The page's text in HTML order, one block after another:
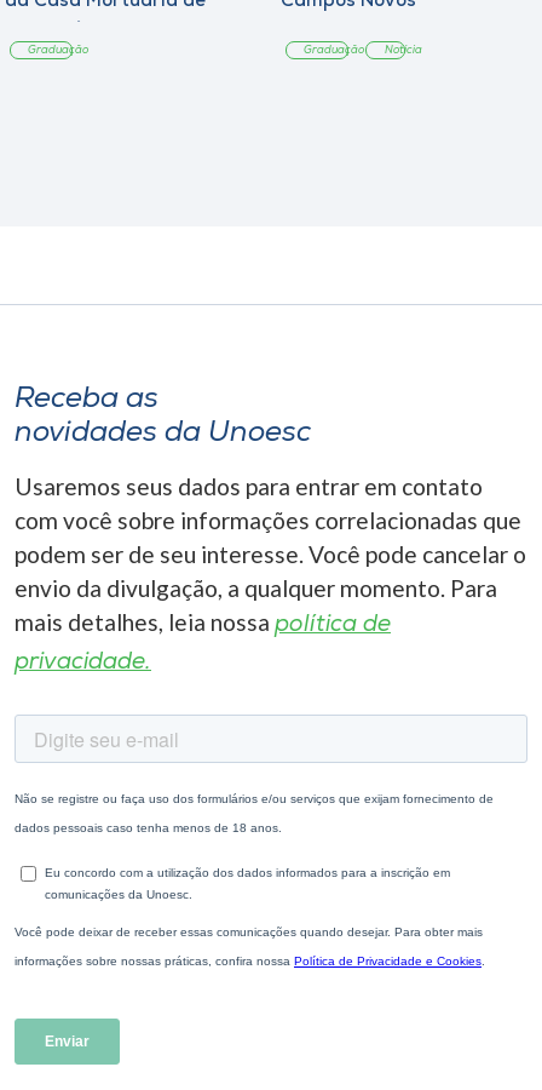
Graduação Graduação Notícia
Receba as
novidades da Unoesc
Usaremos seus dados para entrar em contato
com você sobre informações correlacionadas que
podem ser de seu interesse. Você pode cancelar o
envio da divulgação, a qualquer momento. Para
mais detalhes, leia nossa política de
privacidade.